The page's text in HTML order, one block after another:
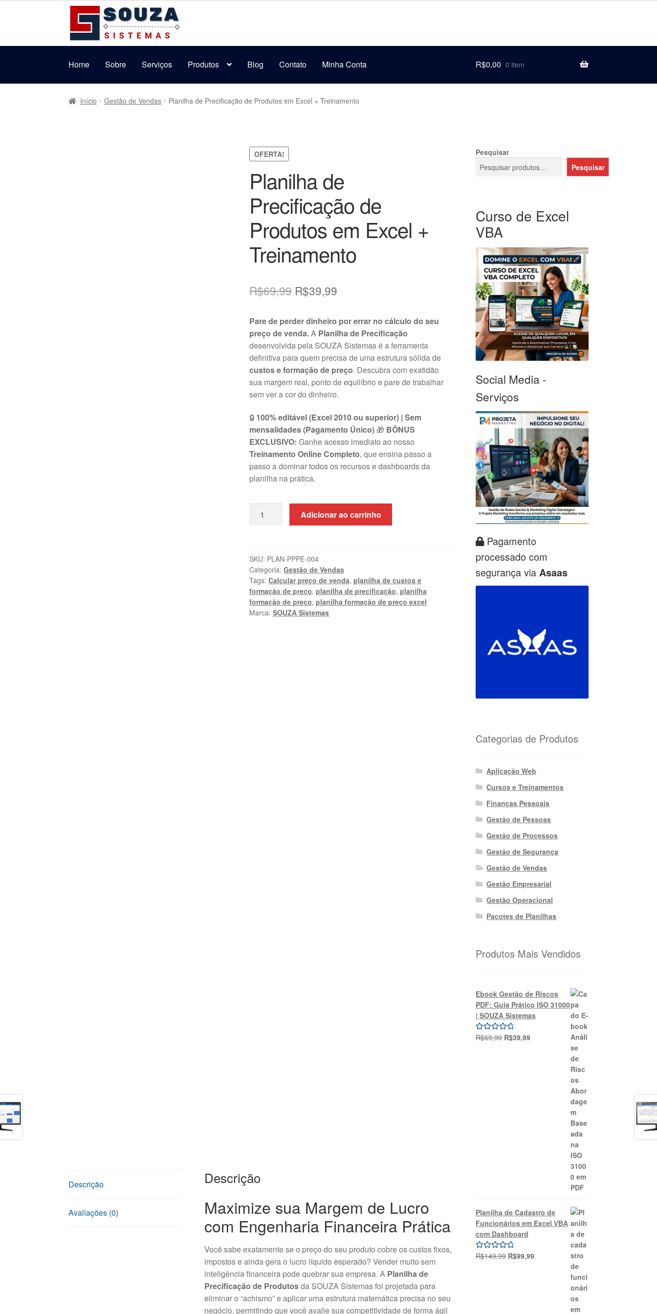
Pular
para
navegação
Pular
para
o
conteúdo
Home
Sobre Serviços Produtos Blog Contato Minha Conta R$0,00 0 item
Início Gestão de Vendas Planilha de Precificação de Produtos em Excel + Treinamento
OFERTA!
Planilha de
Precificação de
Produtos em Excel +
Treinamento
R$69,99 O
original
era:
R$69,99.
R$39,99
atual
é:
R$39,99.
Pare de perder dinheiro por errar no cálculo do seu
preço de venda.A Planilha de Precificação
desenvolvida pela SOUZA Sistemas é a ferramenta
definitiva para quem precisa de uma estrutura sólida de
custos e formação de preço. Descubra com exatidão
sua margem real, ponto de equilíbrio e pare de trabalhar
sem ver a cor do dinheiro.
🔒 100% editável (Excel 2010 ou superior) | Sem
mensalidades (Pagamento Único) 🎁 BÔNUS
EXCLUSIVO: Ganhe acesso imediato ao nosso
Treinamento Online Completo, que ensina passo a
passo a dominar todos os recursos e dashboards da
planilha na prática.
Produtos
em
Excel
+
Treinamento
quantidade
Adicionar ao carrinho
SKU: PLAN-PPPE-004
Categoria:Gestão de Vendas
Tags:Calcular preço de venda,planilha de custos e
formação de preço,planilha de precificação,planilha
formação de preço,planilha formação de preço excel
Marca:SOUZA Sistemas
Descrição
Avaliações (0)
Descrição
Maximize sua Margem de Lucro
com Engenharia Financeira Prática
Você sabe exatamente se o preço do seu produto cobre os custos fixos,
impostos e ainda gera o lucro líquido esperado? Vender muito sem
inteligência financeira pode quebrar sua empresa. A Planilha de
Precificação de Produtosda SOUZA Sistemas foi projetada para
eliminar o “achismo” e aplicar uma estrutura matemática precisa no seu
negócio, permitindo que você avalie sua competitividade de forma ágil
Pesquisar
Pesquisar
Curso de Excel
VBA
Social Media -
Serviços
Pagamento
processado com
segurança via Asaas
Categorias de Produtos
Aplicação Web
Cursos e Treinamentos
Finanças Pessoais
Gestão de Pessoas
Gestão de Processos
Gestão de Segurança
Gestão de Vendas
Gestão Empresarial
Gestão Operacional
Pacotes de Planilhas
Produtos Mais Vendidos
Ebook Gestão de Riscos
PDF: Guia Prático ISO 31000
| SOUZA Sistemas
Avaliação
R$69,99 O
R$39,99O
Planilha de Cadastro de
Funcionários em Excel VBA
com Dashboard
Avaliação
R$149,99 O
R$99,99O
original
era:
R$69,99.
atual
é:
R$39,99.